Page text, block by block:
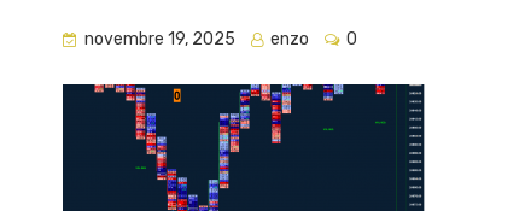
novembre 19, 2025 enzo 0